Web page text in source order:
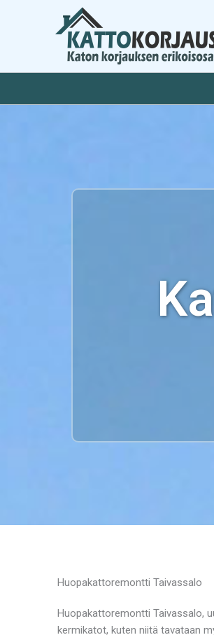
Huopakattoremontti Taivassalo
Huopakattoremontti Taivassalo,
kermikatot, kuten niitä tavataan